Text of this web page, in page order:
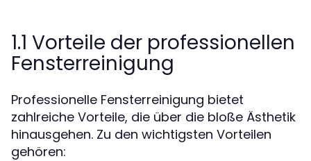
1.1 Vorteile der professionellen
Fensterreinigung
Professionelle Fensterreinigung bietet
zahlreiche Vorteile, die über die bloße Ästhetik
hinausgehen. Zu den wichtigsten Vorteilen
gehören: